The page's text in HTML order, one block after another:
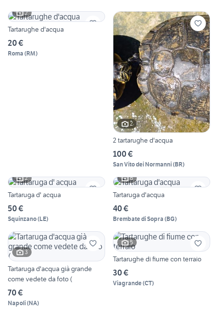
2
Tartarughe d'acqua
20 €
Roma (RM)
2
2 tartarughe d'acqua
100 €
San Vito dei Normanni(BR)
2
Tartaruga d' acqua
50 €
Squinzano(LE)
6
Tartaruga d'acqua
40 €
Brembate di Sopra (BG)
3
Tartaruga d'acqua già grande
come vedete da foto (
70 €
Napoli(NA)
5
Tartarughe di fiume con terraio
30 €
Viagrande(CT)